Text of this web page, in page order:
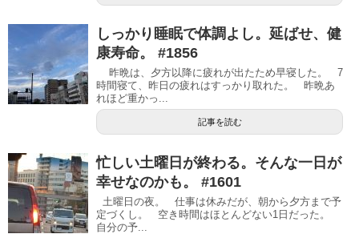
しっかり睡眠で体調よし。延ばせ、健
康寿命。 #1856
昨晩は、夕方以降に疲れが出たため早寝した。 7
時間寝て、昨日の疲れはすっかり取れた。 昨晩あ
れほど重かっ...
記事を読む
忙しい土曜日が終わる。そんな一日が
幸せなのかも。 #1601
土曜日の夜。 仕事は休みだが、朝から夕方まで予
定づくし。 空き時間はほとんどない1日だった。
自分の予...